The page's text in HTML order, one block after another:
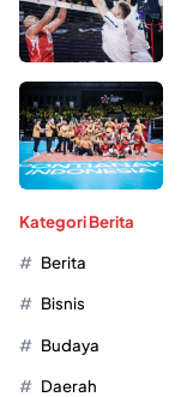
Kategori Berita
Berita
Bisnis
Budaya
Daerah